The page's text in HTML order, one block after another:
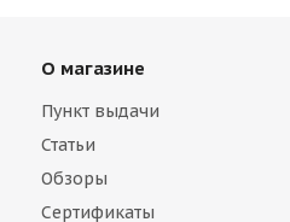
О магазине
Пункт выдачи
Статьи
Обзоры
Сертификаты